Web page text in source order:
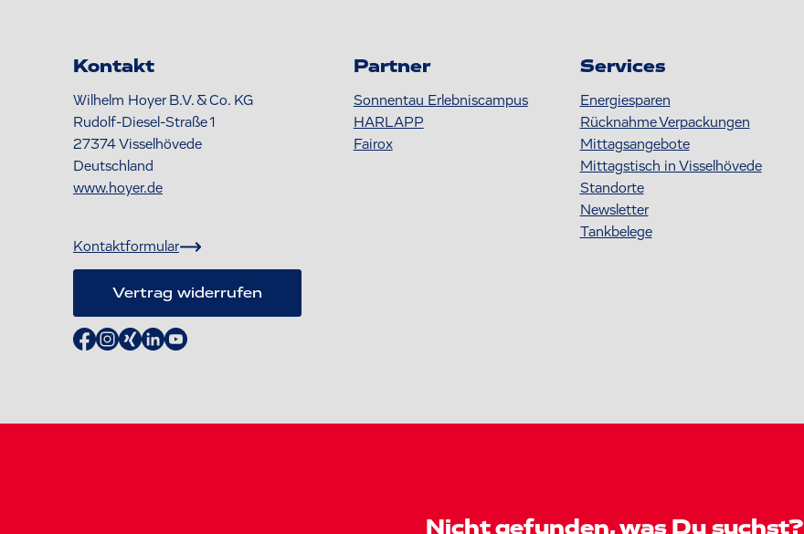
Kontakt
Wilhelm Hoyer B.V. & Co. KG
Rudolf-Diesel-Straße 1
27374Visselhövede
Deutschland
www.hoyer.de
Kontaktformular
Vertrag widerrufen
Partner
Sonnentau Erlebniscampus
HARLAPP
Fairox
Services
Energiesparen
Rücknahme Verpackungen
Mittagsangebote
Mittagstisch in Visselhövede
Standorte
Newsletter
Tankbelege
Nicht gefunden, was Du suchst?